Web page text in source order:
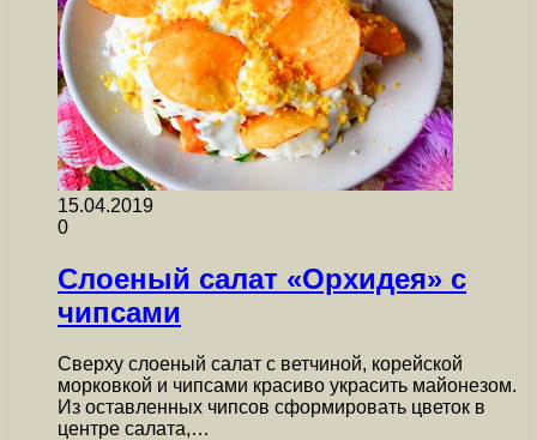
15.04.2019
0
Слоеный салат «Орхидея» с
чипсами
Сверху слоеный салат с ветчиной, корейской
морковкой и чипсами красиво украсить майонезом.
Из оставленных чипсов сформировать цветок в
центре салата,…